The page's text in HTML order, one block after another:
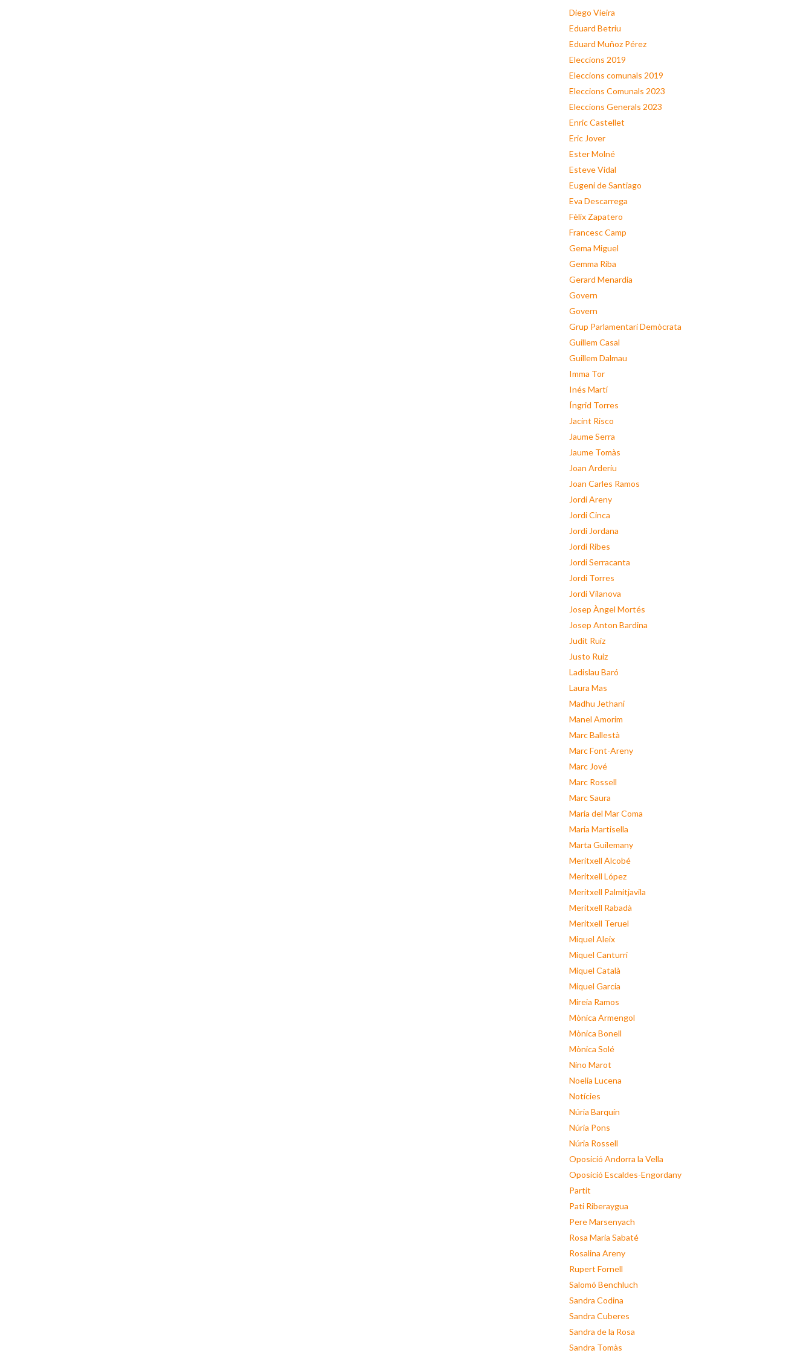
Diego Vieira
Eduard Betriu
Eduard Muñoz Pérez
Eleccions 2019
Eleccions comunals 2019
Eleccions Comunals 2023
Eleccions Generals 2023
Enric Castellet
Eric Jover
Ester Molné
Esteve Vidal
Eugeni de Santiago
Eva Descarrega
Fèlix Zapatero
Francesc Camp
Gema Miguel
Gemma Riba
Gerard Menardia
Govern
Govern
Grup Parlamentari Demòcrata
Guillem Casal
Guillem Dalmau
Imma Tor
Inés Martí
Íngrid Torres
Jacint Risco
Jaume Serra
Jaume Tomàs
Joan Arderiu
Joan Carles Ramos
Jordi Areny
Jordi Cinca
Jordi Jordana
Jordi Ribes
Jordi Serracanta
Jordi Torres
Jordi Vilanova
Josep Àngel Mortés
Josep Anton Bardina
Judit Ruiz
Justo Ruiz
Ladislau Baró
Laura Mas
Madhu Jethani
Manel Amorim
Marc Ballestà
Marc Font-Areny
Marc Jové
Marc Rossell
Marc Saura
Maria del Mar Coma
Maria Martisella
Marta Guilemany
Meritxell Alcobé
Meritxell López
Meritxell Palmitjavila
Meritxell Rabadà
Meritxell Teruel
Miquel Aleix
Miquel Canturri
Miquel Català
Miquel Garcia
Mireia Ramos
Mònica Armengol
Mònica Bonell
Mònica Solé
Nino Marot
Noelia Lucena
Notícies
Núria Barquín
Núria Pons
Núria Rossell
Oposició Andorra la Vella
Oposició Escaldes-Engordany
Partit
Pati Riberaygua
Pere Marsenyach
Rosa Maria Sabaté
Rosalina Areny
Rupert Fornell
Salomó Benchluch
Sandra Codina
Sandra Cuberes
Sandra de la Rosa
Sandra Tomàs